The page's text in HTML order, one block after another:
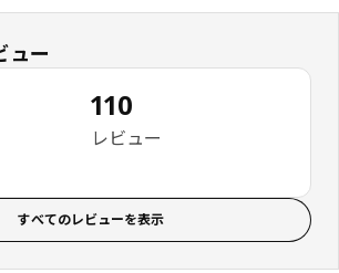
ュー
ビュー: 4.6 5 星の数 総レビュー: 110
110
レビュー
すべてのレビューを表示